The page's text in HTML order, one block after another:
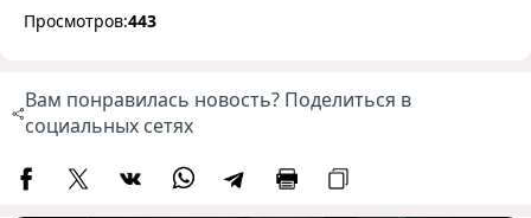
Просмотров:443
Вам понравилась новость? Поделиться в
социальных сетях